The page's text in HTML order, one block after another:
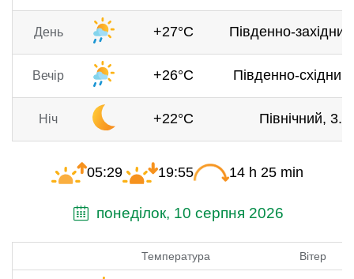
День +27°C Південно-
Вечір +26°C Південно-
Ніч +22°C Північний,
05:29 19:55 14 h 25 min
понеділок, 10 серпня 2026
Температура Вітер